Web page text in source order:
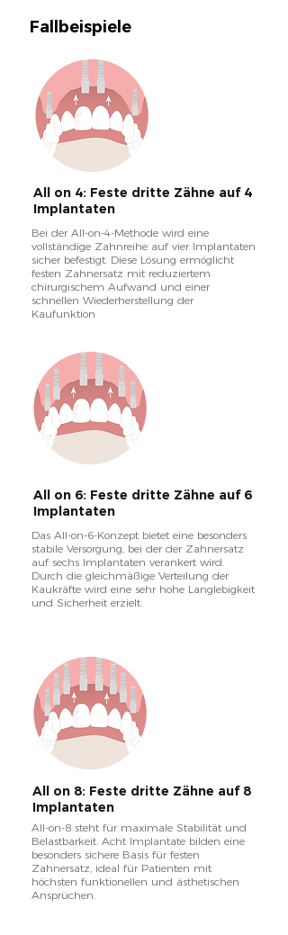
Fallbeispiele
All on 4: Feste dritte Zähne auf 4
Implantaten
Bei der All-on-4-Methode wird eine
vollständige Zahnreihe auf vier Implantaten
sicher befestigt. Diese Lösung ermöglicht
festen Zahnersatz mit reduziertem
chirurgischem Aufwand und einer
schnellen Wiederherstellung der
Kaufunktion
All on 6: Feste dritte Zähne auf 6
Implantaten
Das All-on-6-Konzept bietet eine besonders
stabile Versorgung, bei der der Zahnersatz
auf sechs Implantaten verankert wird.
Durch die gleichmäßige Verteilung der
Kaukräfte wird eine sehr hohe Langlebigkeit
und Sicherheit erzielt.
All on 8: Feste dritte Zähne auf 8
Implantaten
All-on-8 steht für maximale Stabilität und
Belastbarkeit. Acht Implantate bilden eine
besonders sichere Basis für festen
Zahnersatz, ideal für Patienten mit
höchsten funktionellen und ästhetischen
Ansprüchen.